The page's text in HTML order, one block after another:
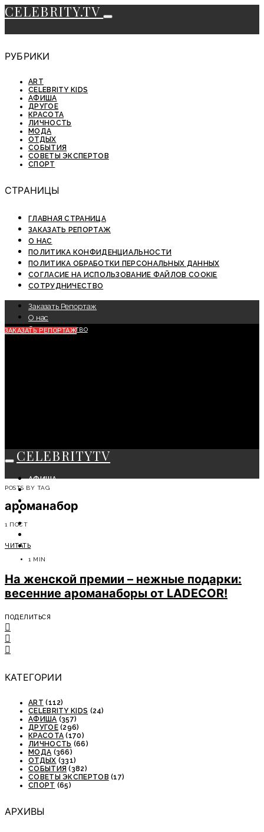
CELEBRITY.TV
РУБРИКИ
ART
CELEBRITY KIDS
АФИША
ДРУГОЕ
КРАСОТА
ЛИЧНОСТЬ
МОДА
ОТДЫХ
СОБЫТИЯ
СОВЕТЫ ЭКСПЕРТОВ
СПОРТ
СТРАНИЦЫ
ГЛАВНАЯ СТРАНИЦА
ЗАКАЗАТЬ РЕПОРТАЖ
О НАС
ПОЛИТИКА КОНФИДЕНЦИАЛЬНОСТИ
ПОЛИТИКА ОБРАБОТКИ ПЕРСОНАЛЬНЫХ ДАННЫХ
СОГЛАСИЕ НА ИСПОЛЬЗОВАНИЕ ФАЙЛОВ COOKIE
СОТРУДНИЧЕСТВО
Заказать Репортаж
О нас
Сотрудничество
ЗАКАЗАТЬ РЕПОРТАЖ
CELEBRITYTV
АФИША
СОБЫТИЯ
КРАСОТА
МОДА
СОВЕТЫ ЭКСПЕРТОВ
POSTS BY TAG
ароманабор
1 ПОСТ
ЧИТАТЬ
1 MIN
На женской премии – нежные подарки:
весенние ароманаборы от LADECOR!
ПОДЕЛИТЬСЯ
КАТЕГОРИИ
ART (112)
CELEBRITY KIDS (24)
АФИША (357)
ДРУГОЕ(296)
КРАСОТА (170)
ЛИЧНОСТЬ (66)
МОДА (366)
ОТДЫХ (331)
СОБЫТИЯ (382)
СОВЕТЫ ЭКСПЕРТОВ (17)
СПОРТ (65)
АРХИВЫ